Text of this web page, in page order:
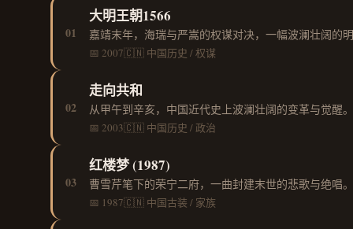
01
大明王朝1566
嘉靖末年，海瑞与严嵩的权谋对决，一幅波澜壮阔的明
📅 2007🇨🇳 中国历史 / 权谋
02
走向共和
从甲午到辛亥，中国近代史上波澜壮阔的变革与觉醒。
📅 2003🇨🇳 中国历史 / 政治
03
红楼梦 (1987)
曹雪芹笔下的荣宁二府，一曲封建末世的悲歌与绝唱。
📅 1987🇨🇳 中国古装 / 家族